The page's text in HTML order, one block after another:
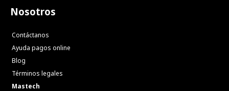
Nosotros
Contáctanos
Ayuda pagos online
Blog
Términos legales
Mastech